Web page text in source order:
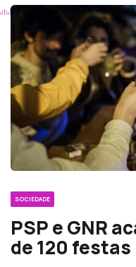
SOCIEDADE
PSP e GNR
de 120